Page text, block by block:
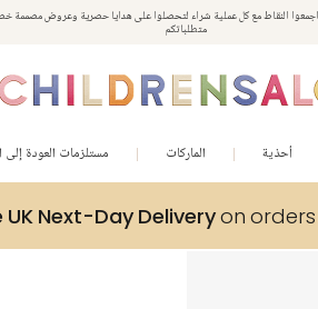
10% على طلبيتكم الأولى كهدية ترحيب. سجلوا من هناالنقاط مع كل عملية شراء لتحصلوا على هدايا حصرية وعروض مصممة
متطلباتكم
أحذية الماركات مستلزمات العودة إلى
UK Next-Day Deliveryon orders